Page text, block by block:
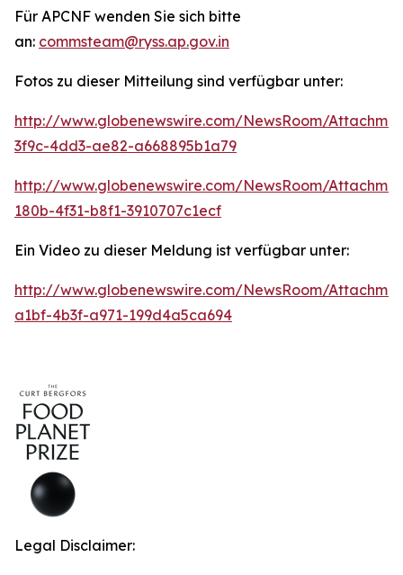
Für APCNF wenden Sie sich bitte
an: commsteam@ryss.ap.gov.in
Fotos zu dieser Mitteilung sind verfügbar unter:
http://www.globenewswire.com/NewsRoom/
3f9c-4dd3-ae82-a668895b1a79
http://www.globenewswire.com/NewsRoom/
180b-4f31-b8f1-3910707c1ecf
Ein Video zu dieser Meldung ist verfügbar unter:
http://www.globenewswire.com/NewsRoom/
a1bf-4b3f-a971-199d4a5ca694
Legal Disclaimer: